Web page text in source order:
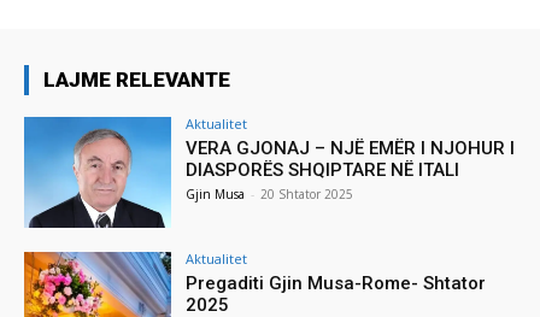
LAJME RELEVANTE
Aktualitet
VERA GJONAJ – NJË EMËR I NJOHUR I
DIASPORËS SHQIPTARE NË ITALI
Gjin Musa - 20 Shtator 2025
Aktualitet
Pregaditi Gjin Musa-Rome- Shtator
2025